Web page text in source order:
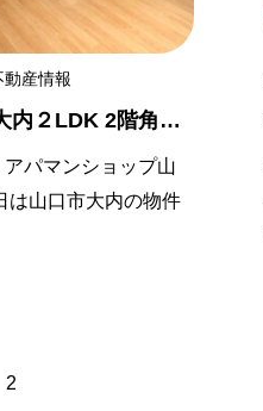
動産情報
内２LDK 2階角…
パマンショップ山
は山口市大内の物件
2